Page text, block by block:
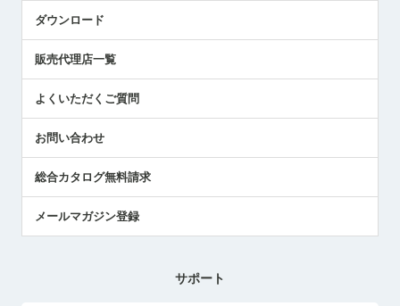
国/地域/言語
社員ブログ
中小企業のBCP地震対策
センサのテクニカルガイド
社長ブログ
ダウンロード
販売代理店一覧
よくいただくご質問
お問い合わせ
総合カタログ無料請求
メールマガジン登録
サポート